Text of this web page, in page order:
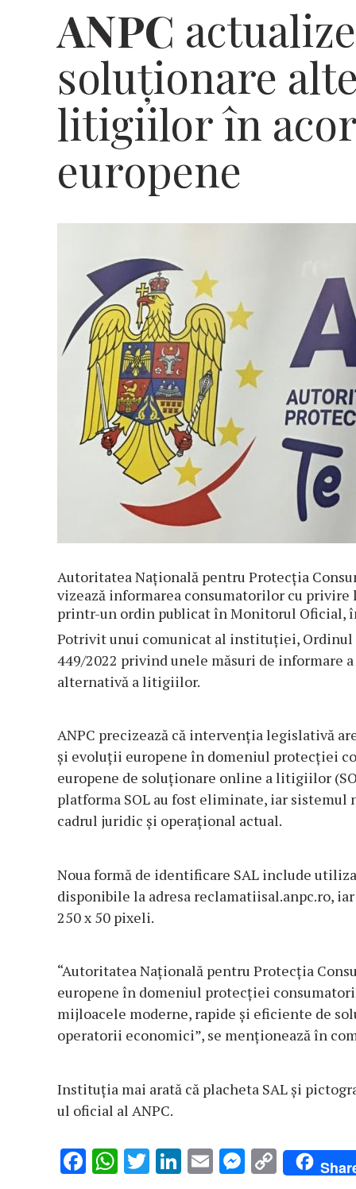
ANPC
soluţionare
litigiilor în
europene
Autoritatea Naţională pentru Protecţia
vizează informarea consumatorilor cu
printr-un ordin publicat în Monitorul Oficial,
Potrivit unui comunicat al instituţiei, Ordinul
449/2022 privind unele măsuri de informare
alternativă a litigiilor.
ANPC precizează că intervenţia legislativă
şi evoluţii europene în domeniul protecţiei
europene de soluţionare online a litigiilor
platforma SOL au fost eliminate, iar
cadrul juridic şi operaţional actual.
Noua formă de identificare SAL include
disponibile la adresa reclamatiisal.anpc.ro,
250 x 50 pixeli.
“Autoritatea Naţională pentru Protecţia
europene în domeniul protecţiei
mijloacele moderne, rapide şi eficiente de
operatorii economici”, se menţionează în
Instituţia mai arată că placheta SAL şi
ul oficial al ANPC.
F W T Li E M C